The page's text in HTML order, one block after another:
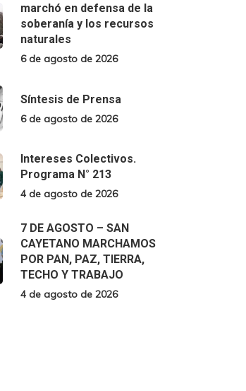
marchó en defensa de la
soberanía y los recursos
naturales
6 de agosto de 2026
Síntesis de Prensa
6 de agosto de 2026
Intereses Colectivos.
Programa N° 213
4 de agosto de 2026
7 DE AGOSTO – SAN
CAYETANO MARCHAMOS
POR PAN, PAZ, TIERRA,
TECHO Y TRABAJO
4 de agosto de 2026